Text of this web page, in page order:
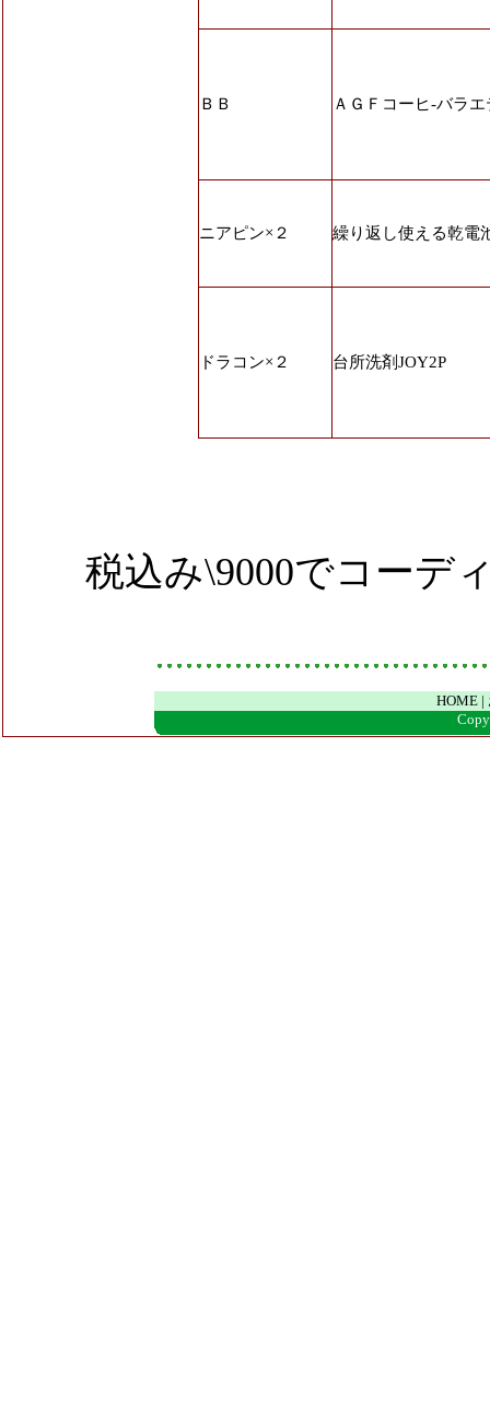
ＢＢ ＡＧＦコーヒ-バラ
ニアピン×２ 繰り返し使える乾電
ドラコン×２ 台所洗剤JOY2P
税込み\9000でコーデ
HOME |